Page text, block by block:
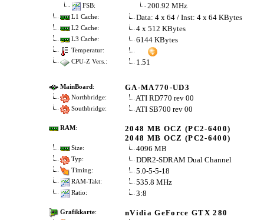
FSB: 200.92 MHz
L1 Cache: Data: 4 x 64 / Inst: 4 x 64 KBytes
L2 Cache: 4 x 512 KBytes
L3 Cache: 6144 KBytes
Temperatur:
CPU-Z Vers.:
1.51
MainBoard: GA-MA770-UD3
Northbridge: ATI RD770 rev 00
Southbridge: ATI SB700 rev 00
RAM:
2048 MB OCZ (PC2-6400)
2048 MB OCZ (PC2-6400)
Size: 4096 MB
Typ: DDR2-SDRAM Dual Channel
Timing: 5.0-5-5-18
RAM-Takt: 535.8 MHz
Ratio: 3:8
Grafikkarte: nVidia GeForce GTX 280